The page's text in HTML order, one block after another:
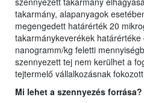
takarmány, alapanyagok
megengedett határérték 20
takarmánykeverékek
nanogramm/kg feletti
szennyezett tej nem kerülhet a
tejtermelő vállalkozásnak
Mi lehet a szennyezés forrása?